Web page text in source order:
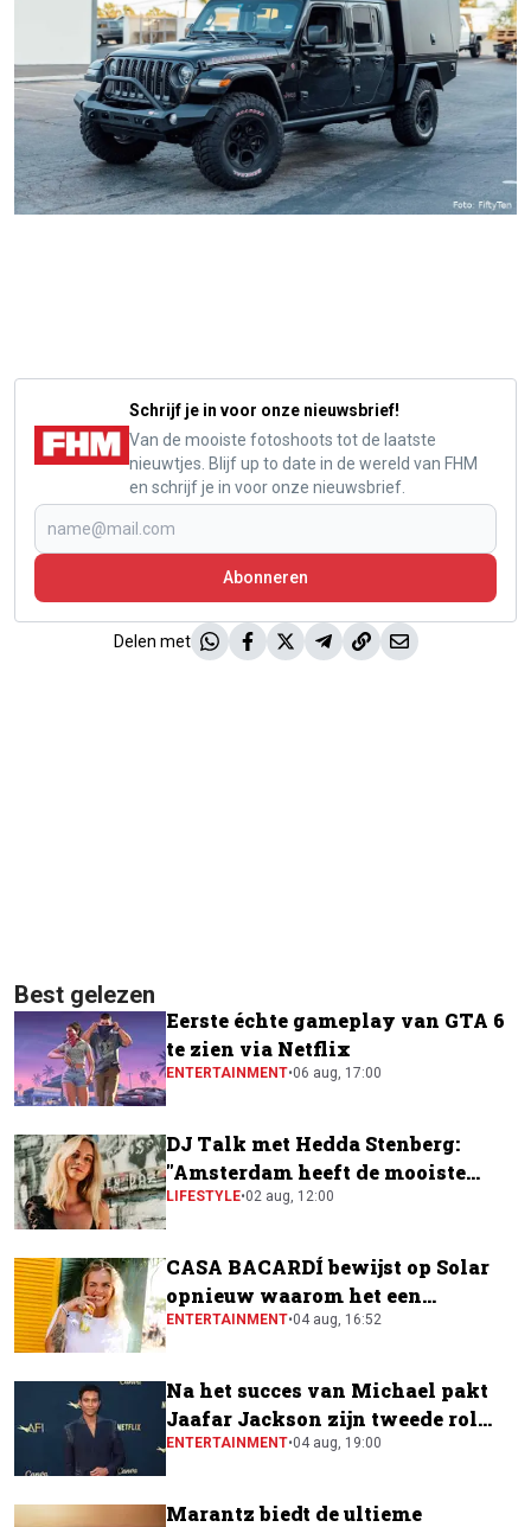
Schrijf je in voor onze nieuwsbrief!
Van de mooiste fotoshoots tot de laatste
nieuwtjes. Blijf up to date in de wereld van FHM
en schrijf je in voor onze nieuwsbrief.
Abonneren
Delen met
Best gelezen
Eerste échte gameplay van GTA 6
te zien via Netflix
ENTERTAINMENT•06 aug, 17:00
DJ Talk met Hedda Stenberg:
"Amsterdam heeft de mooiste
festivalscene van Europa"
LIFESTYLE•02 aug, 12:00
CASA BACARDÍ bewijst op Solar
opnieuw waarom het een
festivalfavoriet is
ENTERTAINMENT•04 aug, 16:52
Na het succes van Michael pakt
Jaafar Jackson zijn tweede rol
naast Will Smith
ENTERTAINMENT•04 aug, 19:00
Marantz biedt de ultieme